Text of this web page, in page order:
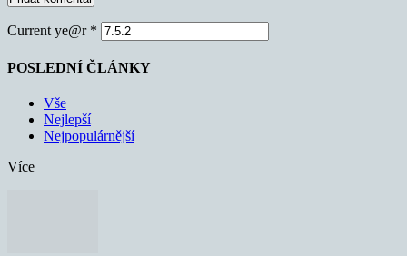
Current ye@r *
POSLEDNÍ ČLÁNKY
Vše
Nejlepší
Nejpopulárnější
Více